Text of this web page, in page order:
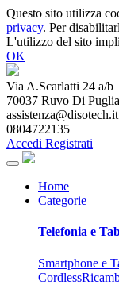
Questo sito utilizza
privacy. Per
L'utilizzo del sito
OK
Via A.Scarlatti 24 a/b
70037 Ruvo Di Puglia
assistenza@disotech.it
0804722135
Accedi Registrati
Home
Categorie
Telefonia e
Smartphone e
Cordless